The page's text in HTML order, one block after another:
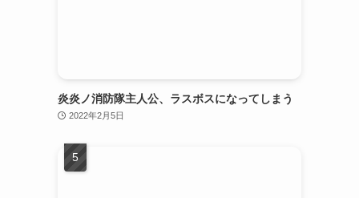
炎炎ノ消防隊主人公、ラスボスになってしまう
2022年2月5日